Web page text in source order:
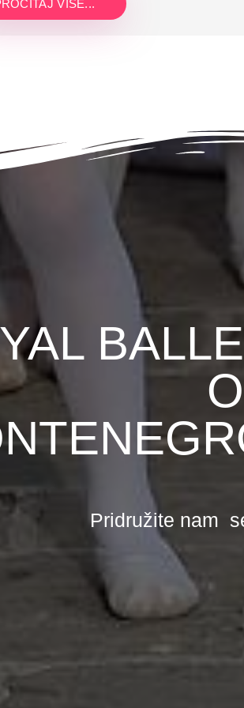
VIŠE...
Pridružite nam